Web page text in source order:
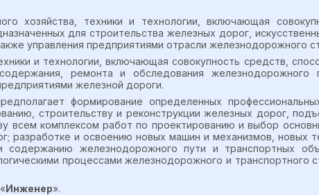
хозяйства, техники и технологии, включающая
для строительства железных дорог,
управления предприятиями отрасли железнодорожного
и технологии, включающая совокупность средств,
ремонта и обследования железнодорожного
железной дороги.
формирование определенных
строительству и реконструкции железных дорог,
всем комплексом работ по проектированию и выбор
разработке и освоению новых машин и механизмов, новых
содержанию железнодорожного пути и транспортных
процессами железнодорожного и транспортного
Инженер».